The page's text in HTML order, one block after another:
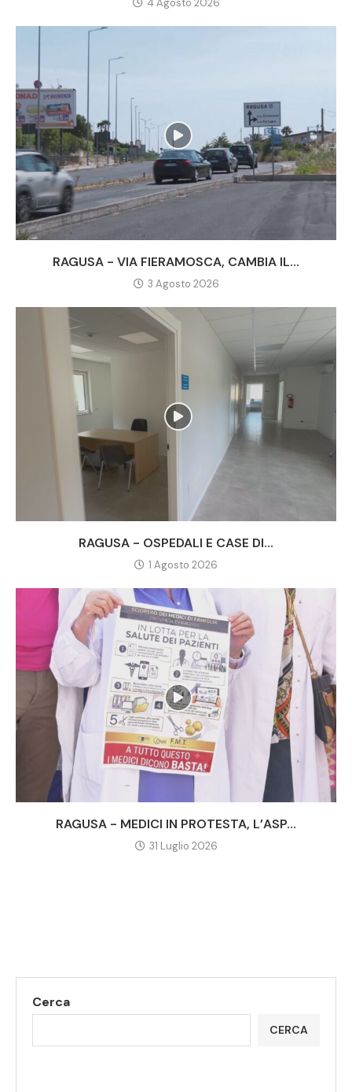
4 Agosto 2026
RAGUSA - VIA FIERAMOSCA, CAMBIA IL...
3 Agosto 2026
RAGUSA - OSPEDALI E CASE DI...
1 Agosto 2026
RAGUSA - MEDICI IN PROTESTA, L’ASP...
31 Luglio 2026
Cerca
CERCA